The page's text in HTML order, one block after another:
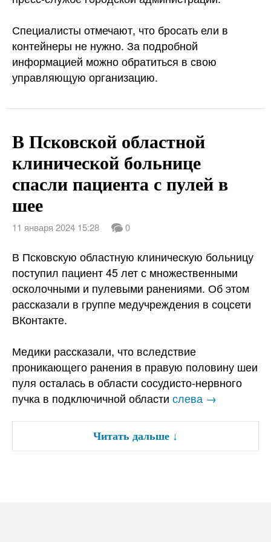
Специалисты отмечают, что бросать ели в
контейнеры не нужно. За подробной
информацией можно обратиться в свою
управляющую организацию.
В Псковской областной
клинической больнице
спасли пациента с пулей в
шее
11 января 2024 15:28 0
В Псковскую областную клиническую больницу
поступил пациент 45 лет с множественными
осколочными и пулевыми ранениями. Об этом
рассказали в группе медучреждения в соцсети
ВКонтакте.
Медики рассказали, что вследствие
проникающего ранения в правую половину шеи
пуля осталась в области сосудисто-нервного
пучка в подключичной области слева →
Читать дальше ↓